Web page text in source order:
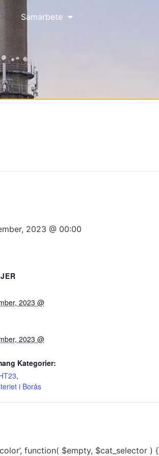
Samarbete
2023 @ 00:00
2023 @
2023 @
Kategorier:
,
i Borås
function( $empty, $cat_selector ) {